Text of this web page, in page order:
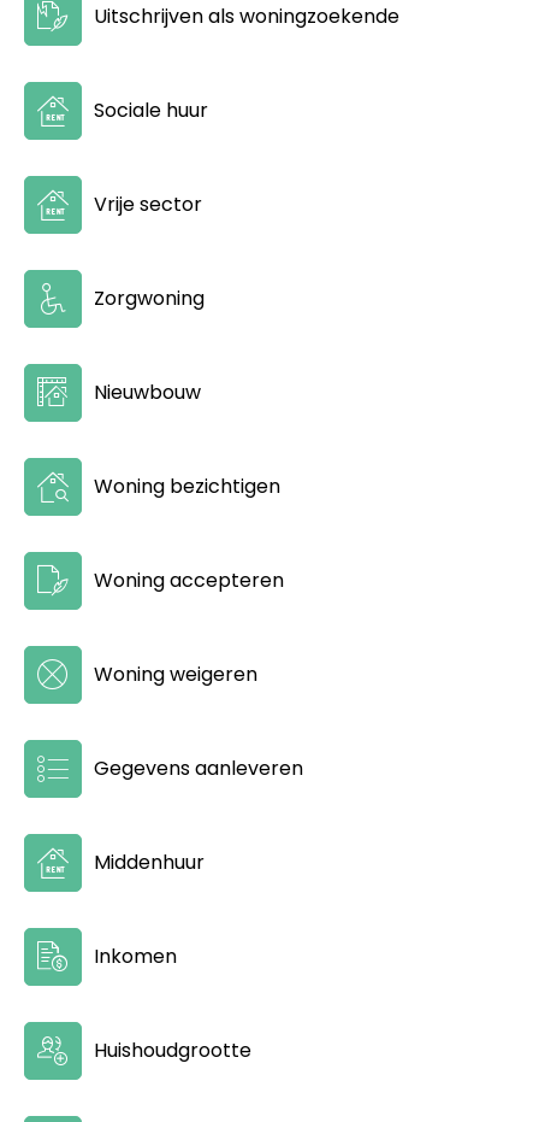
Uitschrijven als woningzoekende
Sociale huur
Vrije sector
Zorgwoning
Nieuwbouw
Woning bezichtigen
Woning accepteren
Woning weigeren
Gegevens aanleveren
Middenhuur
Inkomen
Huishoudgrootte